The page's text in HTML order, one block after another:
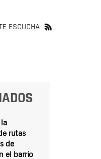
ESCUCHA
rutas
de
el barrio